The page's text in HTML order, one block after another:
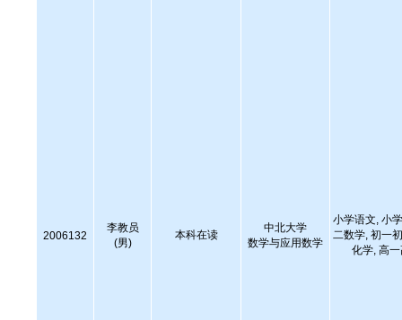
2006132
李教员
(男)
本科在读
中北大学
数学与应用数学
小学语文, 小
二数学, 初一
化学, 高